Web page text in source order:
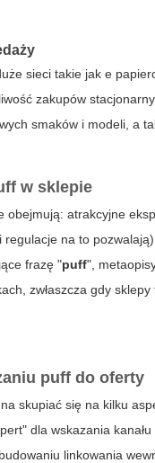
sieci takie jake
zakupów
smaków i modeli, a
w sklepie
obejmują: atrakcyjne
na to
frazę "puff",
zwłaszcza gdy
puff do oferty
skupiać się na kilku
" dla wskazania
linkowania